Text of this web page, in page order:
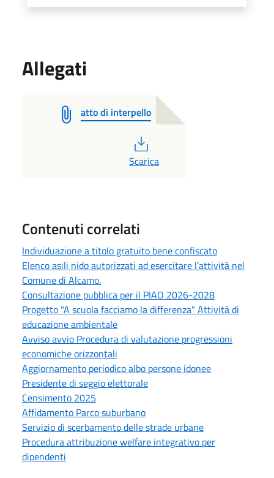
Allegati
atto di interpello
PDF
Scarica
Contenuti correlati
Individuazione a titolo gratuito bene confiscato
Elenco asili nido autorizzati ad esercitare l’attività nel
Comune di Alcamo.
Consultazione pubblica per il PIAO 2026-2028
Progetto "A scuola facciamo la differenza" Attività di
educazione ambientale
Avviso avvio Procedura di valutazione progressioni
economiche orizzontali
Aggiornamento periodico albo persone idonee
Presidente di seggio elettorale
Censimento 2025
Affidamento Parco suburbano
Servizio di scerbamento delle strade urbane
Procedura attribuzione welfare integrativo per
dipendenti